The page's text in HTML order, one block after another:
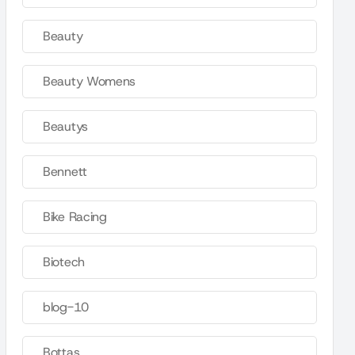
Beauty
Beauty Womens
Beautys
Bennett
Bike Racing
Biotech
blog-10